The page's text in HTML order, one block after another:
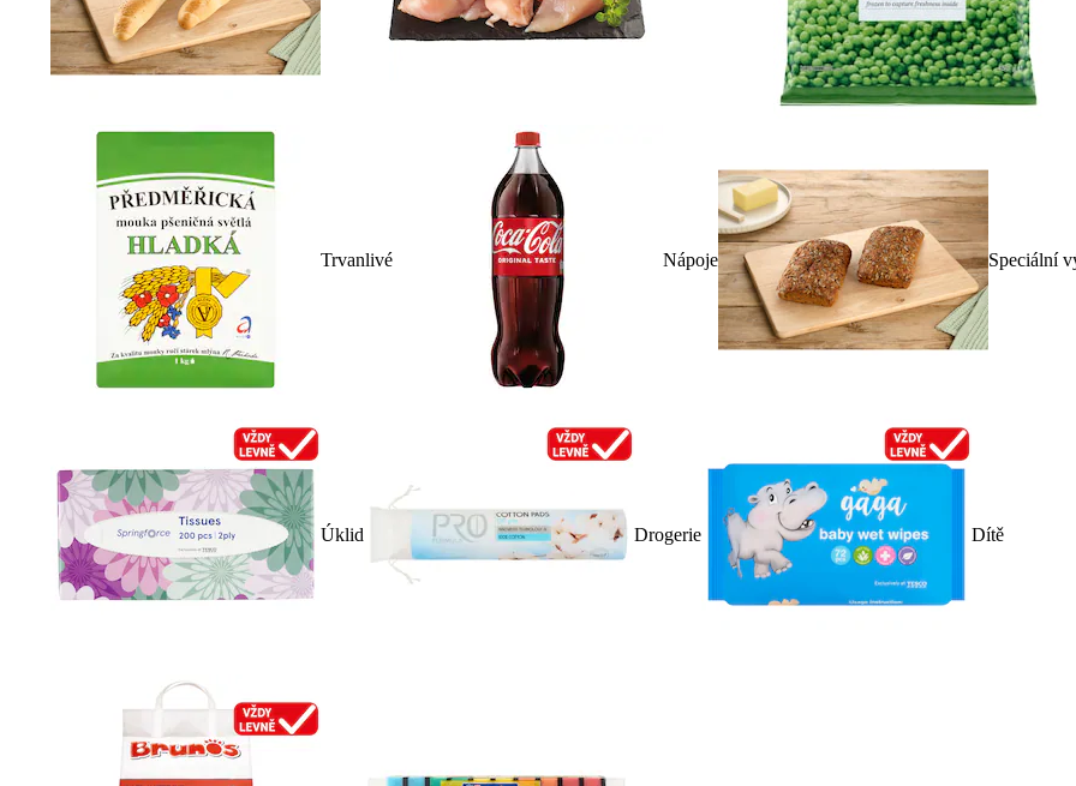
Trvanlivé Nápoje Speciální
Úklid Drogerie Dítě